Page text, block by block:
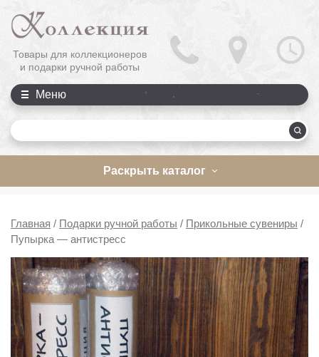
Товары для коллекционеров
и подарки ручной работы
Меню
Раскрыть каталог
Главная / Подарки ручной работы / Прикольные сувениры /
Пупырка — антистресс